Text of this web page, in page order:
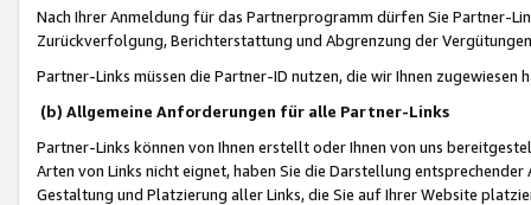
Nach Ihrer Anmeldung für das Partnerprogramm dürfen Sie Partner-
Zurückverfolgung, Berichterstattung und Abgrenzung der
Partner-Links müssen die Partner-ID nutzen, die wir Ihnen zugewiesen
(b) Allgemeine Anforderungen für alle Partner-Links
Partner-Links können von Ihnen erstellt oder Ihnen von uns
Arten von Links nicht eignet, haben Sie die Darstellung
Gestaltung und Platzierung aller Links, die Sie auf Ihrer Website